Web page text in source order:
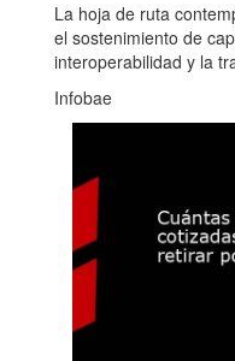
La hoja de ruta
el sostenimiento de
interoperabilidad y la
Infobae